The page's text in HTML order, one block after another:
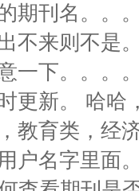
期刊名。。
不来则不是
一下。。。
更新。 哈哈
教育类，经
户名字里面